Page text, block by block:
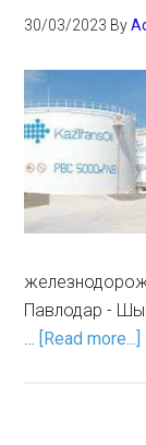
30/03/2023 By
Павлодар -
… [Read more...]